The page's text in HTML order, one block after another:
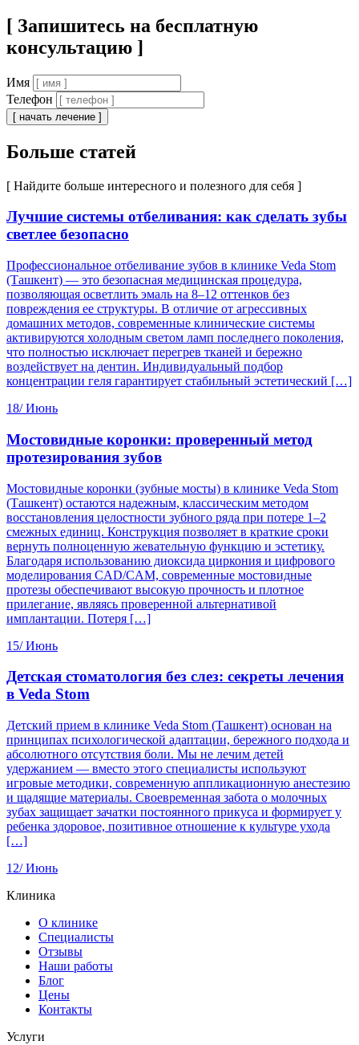
[ Запишитесь на бесплатную
консультацию ]
Имя
Телефон
[ начать лечение ]
Больше статей
[ Найдите больше интересного и полезного для себя ]
Лучшие системы отбеливания: как сделать зубы
светлее безопасно
Профессиональное отбеливание зубов в клинике Veda Stom
(Ташкент) — это безопасная медицинская процедура,
позволяющая осветлить эмаль на 8–12 оттенков без
повреждения ее структуры. В отличие от агрессивных
домашних методов, современные клинические системы
активируются холодным светом ламп последнего поколения,
что полностью исключает перегрев тканей и бережно
воздействует на дентин. Индивидуальный подбор
концентрации геля гарантирует стабильный эстетический […]
18/ Июнь
Мостовидные коронки: проверенный метод
протезирования зубов
Мостовидные коронки (зубные мосты) в клинике Veda Stom
(Ташкент) остаются надежным, классическим методом
восстановления целостности зубного ряда при потере 1–2
смежных единиц. Конструкция позволяет в краткие сроки
вернуть полноценную жевательную функцию и эстетику.
Благодаря использованию диоксида циркония и цифрового
моделирования CAD/CAM, современные мостовидные
протезы обеспечивают высокую прочность и плотное
прилегание, являясь проверенной альтернативой
имплантации. Потеря […]
15/ Июнь
Детская стоматология без слез: секреты лечения
в Veda Stom
Детский прием в клинике Veda Stom (Ташкент) основан на
принципах психологической адаптации, бережного подхода и
абсолютного отсутствия боли. Мы не лечим детей
удержанием — вместо этого специалисты используют
игровые методики, современную аппликационную анестезию
и щадящие материалы. Своевременная забота о молочных
зубах защищает зачатки постоянного прикуса и формирует у
ребенка здоровое, позитивное отношение к культуре ухода
[…]
12/ Июнь
Клиника
О клинике
Специалисты
Отзывы
Наши работы
Блог
Цены
Контакты
Услуги